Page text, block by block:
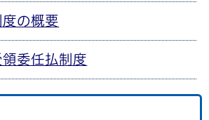
の概要
委任払制度